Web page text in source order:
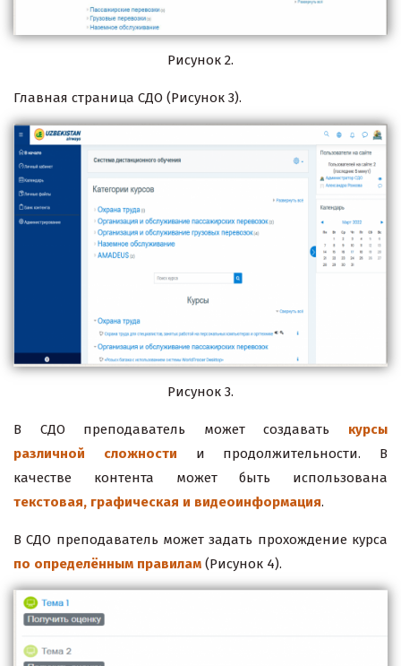
Рисунок 2.
Главная страница СДО (Рисунок 3).
Рисунок 3.
В СДО преподаватель может создавать курсы
различной сложности
и продолжительности. В
качестве контента может быть использована
текстовая, графическая и видеоинформация.
В СДО преподаватель может задать прохождение курса
по определённым правилам (Рисунок 4).